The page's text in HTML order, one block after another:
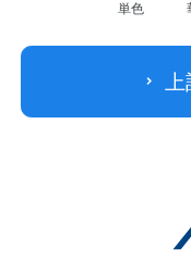
単色